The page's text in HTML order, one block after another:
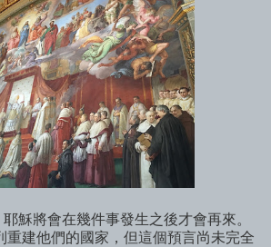
穌將會在幾件事發生之後才會再來。
重建他們的國家，但這個預言尚未完全